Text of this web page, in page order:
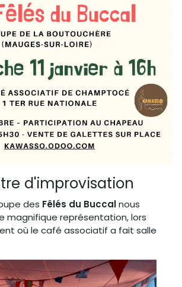
d'improvisation
des Fêlés du Buccalnous
magnifique représentation, lors
où le café associatif a fait salle